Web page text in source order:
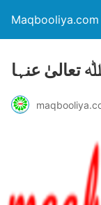
Maqbooliya.com
عنہا